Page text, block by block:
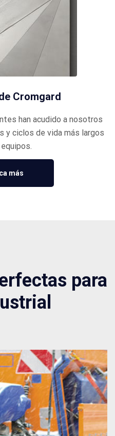
Cromgard
han acudido a nosotros
y ciclos de vida más largos
más
para